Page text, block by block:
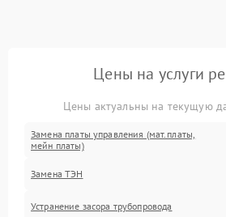
Цены на услуги
Цены актуальны на текущую
Замена платы управления (мат.платы,
мейн платы)
Замена ТЭН
Устранение засора трубопровода